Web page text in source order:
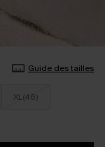
Guide des tailles
XL(46)